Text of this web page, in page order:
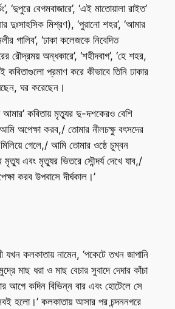
‘দুপুরে বেগমবাজারে’, ‘এই মাতোয়ালা রাইত’
দুঃসাহসিক মিশ্রণ), ‘পুরানো শহর’, ‘আমার
গালিব’, ‘ঢাকা কলেজকে নিবেদিত
রৌদ্রময় অন্ধকারে’, ‘শহীদবাগ’, ‘হে শহর,
প্রমাণ করে কীভাবে তিনি ঢাকার
ঘর করেছেন।
আমার’ কবিতায় মৃত্যুর দু-দশকেরও বেশি
অপেক্ষা করব,/ তোমার নীলচক্ষু বৎসদের
গেলে,/ আমি তোমার ওষ্ঠে চুম্বন
মৃত্যু এবং মৃত্যুর ভিতরে সৌন্দর্য দেখে যাব,/
করব উপবাসে দীর্ঘকাল।’
যখন কলকাতায় নামেন, ‘পকেটে তখন জাপানি
মাছ ধরা ও মাছ বেচার সুবাদে দেদার কাঁচা
আগে কদিন বিভিন্ন বার এবং হোটেলে সে
হলো।’ কলকাতায় আসার পর চন্দননগরে